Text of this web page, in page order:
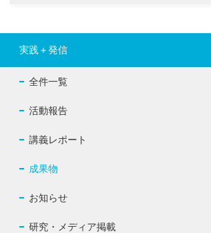
実践＋発信
全件一覧
活動報告
講義レポート
成果物
お知らせ
研究・メディア掲載